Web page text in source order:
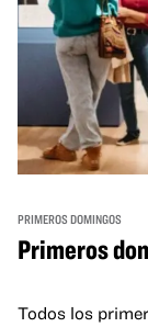
PRIMEROS DOMINGOS
Primeros
Todos los